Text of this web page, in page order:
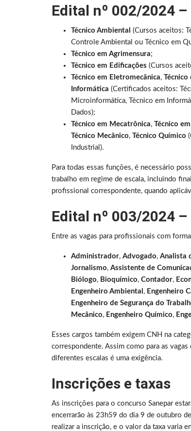
Edital nº 002/2024
Técnico Ambiental (Cursos aceitos:
Controle Ambiental ou Técnico em
Técnico em Agrimensura;
Técnico em Edificações (Cursos
Técnico em Eletromecânica, Técnico
Informática (Certificados aceitos:
Microinformática, Técnico em
Dados);
Técnico em Mecatrônica, Técnico
Técnico Mecânico, Técnico Químico
Industrial).
Para todas essas funções, é necessário
trabalho em regime de escala, incluindo
profissional correspondente, quando
Edital nº 003/2024
Entre as vagas para profissionais com
Administrador, Advogado, Analista
Jornalismo, Assistente de
Biólogo, Bioquímico, Contador,
Engenheiro Ambiental , Engenheiro
Engenheiro de Segurança do
Mecânico, Engenheiro Químico,
Esses cargos também exigem CNH na
correspondente. Assim como para as
diferentes escalas é uma exigência.
Inscrições e taxas
As inscrições para o concurso Sanepar
encerrarão às 23h59 do dia 9 de outubro
realizar a inscrição, e o valor da taxa varia